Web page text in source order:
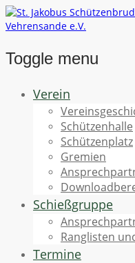
Toggle menu
Skip
Verein
Schützenhalle
Schützenplatz
Gremien
Schießgruppe
Ranglisten
Termine